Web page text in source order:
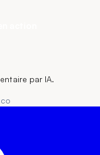
par IA.